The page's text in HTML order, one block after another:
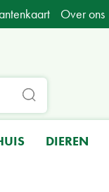
Over ons
DIEREN